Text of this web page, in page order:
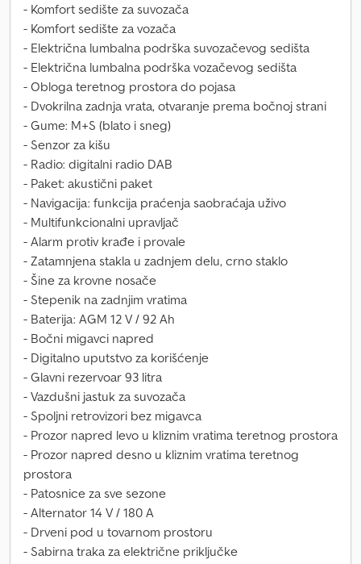
- Komfort sedište za suvozača
- Komfort sedište za vozača
- Električna lumbalna podrška suvozačevog sedišta
- Električna lumbalna podrška vozačevog sedišta
- Obloga teretnog prostora do pojasa
- Dvokrilna zadnja vrata, otvaranje prema bočnoj strani
- Gume: M+S (blato i sneg)
- Senzor za kišu
- Radio: digitalni radio DAB
- Paket: akustični paket
- Navigacija: funkcija praćenja saobraćaja uživo
- Multifunkcionalni upravljač
- Alarm protiv krađe i provale
- Zatamnjena stakla u zadnjem delu, crno staklo
- Šine za krovne nosače
- Stepenik na zadnjim vratima
- Baterija: AGM 12 V / 92 Ah
- Bočni migavci napred
- Digitalno uputstvo za korišćenje
- Glavni rezervoar 93 litra
- Vazdušni jastuk za suvozača
- Spoljni retrovizori bez migavca
- Prozor napred levo u kliznim vratima teretnog prostora
- Prozor napred desno u kliznim vratima teretnog
prostora
- Patosnice za sve sezone
- Alternator 14 V / 180 A
- Drveni pod u tovarnom prostoru
- Sabirna traka za električne priključke